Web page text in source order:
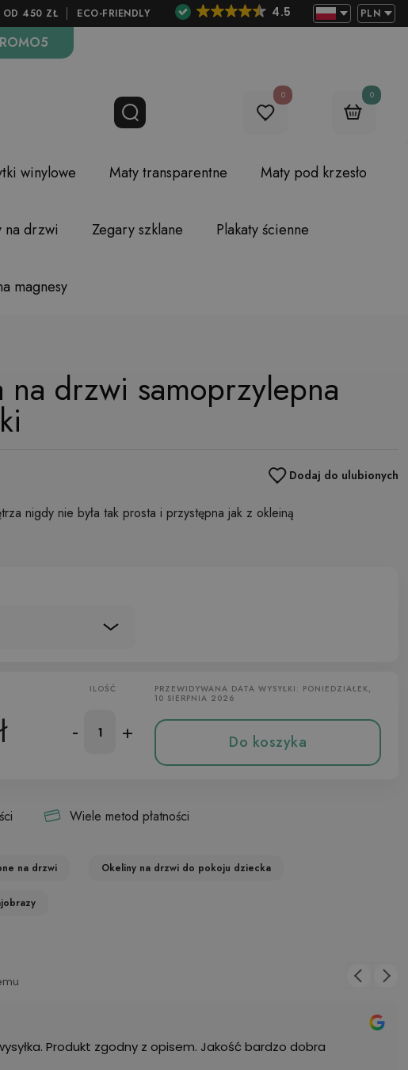
OD 450 ZŁ ECO-FRIENDLY 4.5 PLN
0 0
winylowe Maty transparentne Maty pod krzesło
na drzwi Zegary szklane Plakaty ścienne
magnesy
na drzwi samoprzylepna
Dodaj do ulubionych
nigdy nie była tak prosta i przystępna jak z okleiną
ILOŚĆ
- +
PRZEWIDYWANA DATA WYSYŁKI: PONIEDZIAŁEK,
10 SIERPNIA 2026
Do koszyka
Wiele metod płatności
na drzwi Okeliny na drzwi do pokoju dziecka
Produkt zgodny z opisem. Jakość bardzo dobra